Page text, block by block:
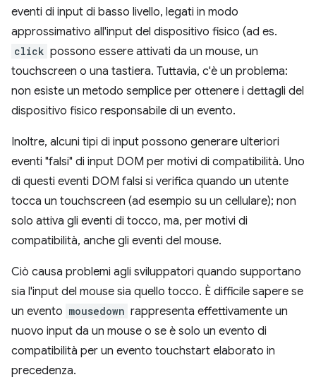
eventi di input di basso livello, legati in modo
approssimativo all'input del dispositivo fisico (ad es.
click possono essere attivati da un mouse, un
touchscreen o una tastiera. Tuttavia, c'è un problema:
non esiste un metodo semplice per ottenere i dettagli del
dispositivo fisico responsabile di un evento.
Inoltre, alcuni tipi di input possono generare ulteriori
eventi "falsi" di input DOM per motivi di compatibilità. Uno
di questi eventi DOM falsi si verifica quando un utente
tocca un touchscreen (ad esempio su un cellulare); non
solo attiva gli eventi di tocco, ma, per motivi di
compatibilità, anche gli eventi del mouse.
Ciò causa problemi agli sviluppatori quando supportano
sia l'input del mouse sia quello tocco. È difficile sapere se
un evento mousedown rappresenta effettivamente un
nuovo input da un mouse o se è solo un evento di
compatibilità per un evento touchstart elaborato in
precedenza.